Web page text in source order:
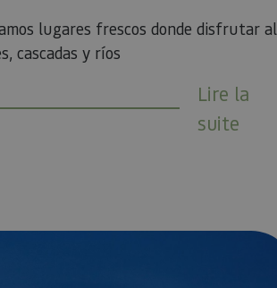
lugares frescos donde disfrutar al
cascadas y ríos
Lire la
suite
de noviembre a Navarra